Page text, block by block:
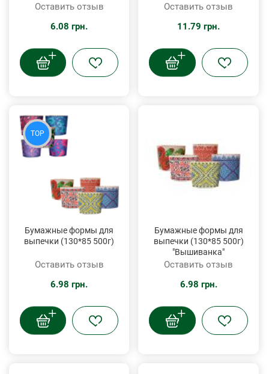
Оставить отзыв
6.08 грн.
Оставить отзыв
11.79 грн.
TOP
Бумажные формы для
выпечки (130*85 500г)
Оставить отзыв
6.98 грн.
Бумажные формы для
выпечки (130*85 500г)
"Вышиванка"
Оставить отзыв
6.98 грн.